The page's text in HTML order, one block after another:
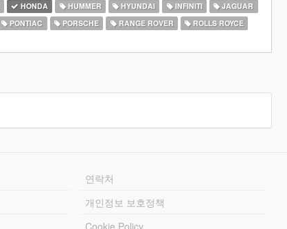
HONDA HUMMER HYUNDAI INFINITI
JAGUAR
PONTIAC PORSCHE RANGE ROVER
ROLLS ROYCE
연락처
개인정보 보호정책
Cookie Policy